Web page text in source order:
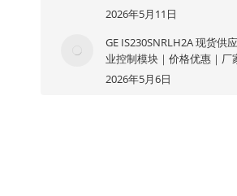
2026年5月11日
GE IS230SNRLH2A 现货供
业控制模块｜价格优惠｜厂
2026年5月6日